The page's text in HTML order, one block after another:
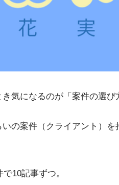
気になるのが「案件の選び
の案件（クライアント）を
10記事ずつ。